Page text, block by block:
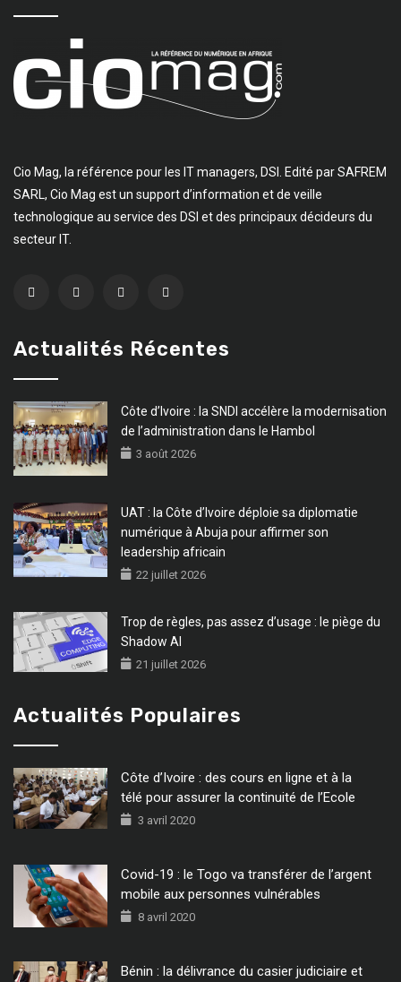
Cio Mag, la référence pour les IT managers, DSI. Edité par SAFREM
SARL, Cio Mag est un support d’information et de veille
technologique au service des DSI et des principaux décideurs du
secteur IT.
Actualités Récentes
Côte d’Ivoire : la SNDI accélère la modernisation
de l’administration dans le Hambol
3 août 2026
UAT : la Côte d’Ivoire déploie sa diplomatie
numérique à Abuja pour affirmer son
leadership africain
22 juillet 2026
Trop de règles, pas assez d’usage : le piège du
Shadow AI
21 juillet 2026
Actualités Populaires
Côte d’Ivoire : des cours en ligne et à la
télé pour assurer la continuité de l’Ecole
3 avril 2020
Covid-19 : le Togo va transférer de l’argent
mobile aux personnes vulnérables
8 avril 2020
Bénin : la délivrance du casier judiciaire et